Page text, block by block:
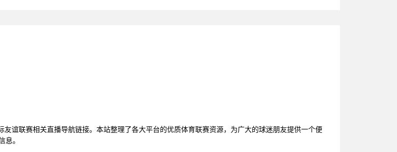
谊联赛相关直播导航链接。本站整理了各大平台的优质体育联赛资源，为广大的球迷朋友提供一个便
息。